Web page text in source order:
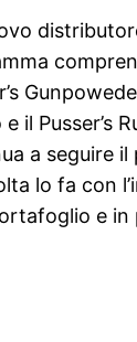
e il Pusser’s
a seguire il
lo fa con
e